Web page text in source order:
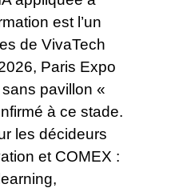
est l’un
de VivaTech
Paris Expo
pavillon «
à ce stade.
les décideurs
et COMEX :